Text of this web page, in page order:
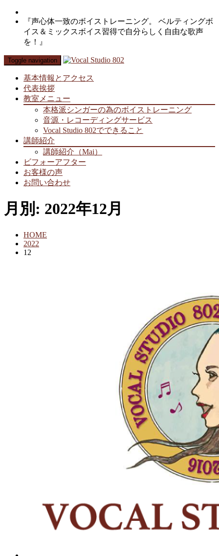
『声心体一致のボイストレーニング。 ベルティングボ
イス＆ミックスボイス習得で自分らしく自由な歌声
を！』
Toggle navigation
基本情報とアクセス
代表挨拶
教室メニュー
本格派シンガーの為のボイストレーニング
音源・レコーディングサービス
Vocal Studio 802でできること
講師紹介
講師紹介（Mai）
ビフォーアフター
お客様の声
お問い合わせ
月別: 2022年12月
HOME
2022
12